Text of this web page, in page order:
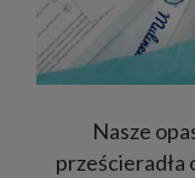
Nasze
prześcieradła